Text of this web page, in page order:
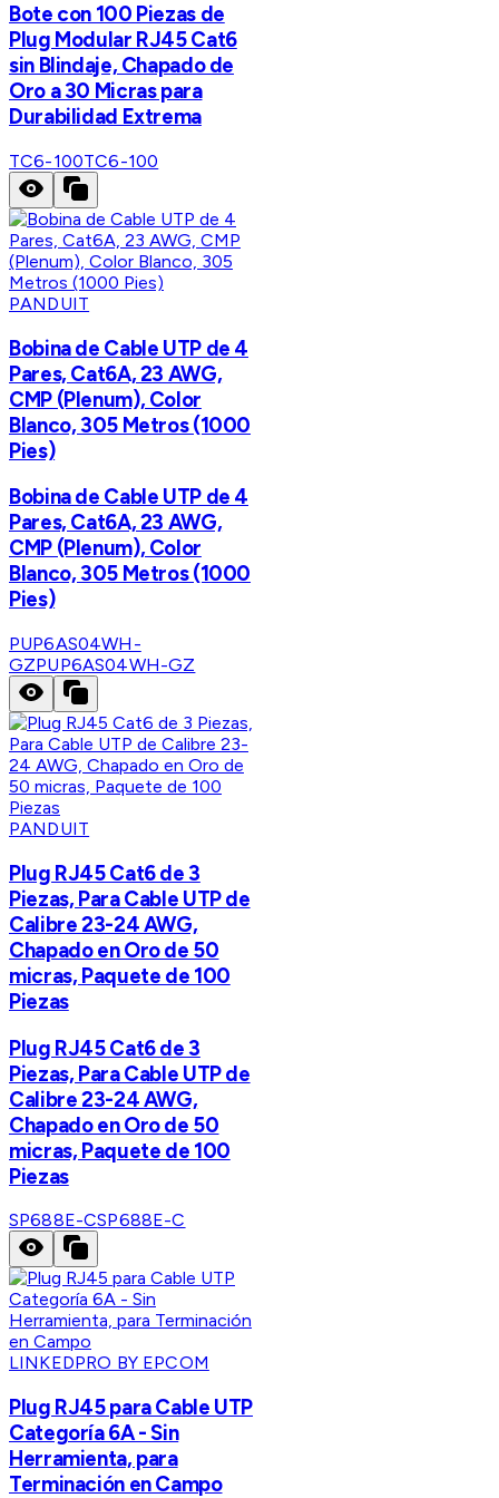
Bote con 100 Piezas de
Plug Modular RJ45 Cat6
sin Blindaje, Chapado de
Oro a 30 Micras para
Durabilidad Extrema
TC6-100TC6-100
PANDUIT
Bobina de Cable UTP de 4
Pares, Cat6A, 23 AWG,
CMP (Plenum), Color
Blanco, 305 Metros (1000
Pies)
Bobina de Cable UTP de 4
Pares, Cat6A, 23 AWG,
CMP (Plenum), Color
Blanco, 305 Metros (1000
Pies)
PUP6AS04WH-
GZPUP6AS04WH-GZ
PANDUIT
Plug RJ45 Cat6 de 3
Piezas, Para Cable UTP de
Calibre 23-24 AWG,
Chapado en Oro de 50
micras, Paquete de 100
Piezas
Plug RJ45 Cat6 de 3
Piezas, Para Cable UTP de
Calibre 23-24 AWG,
Chapado en Oro de 50
micras, Paquete de 100
Piezas
SP688E-CSP688E-C
LINKEDPRO BY EPCOM
Plug RJ45 para Cable UTP
Categoría 6A - Sin
Herramienta, para
Terminación en Campo